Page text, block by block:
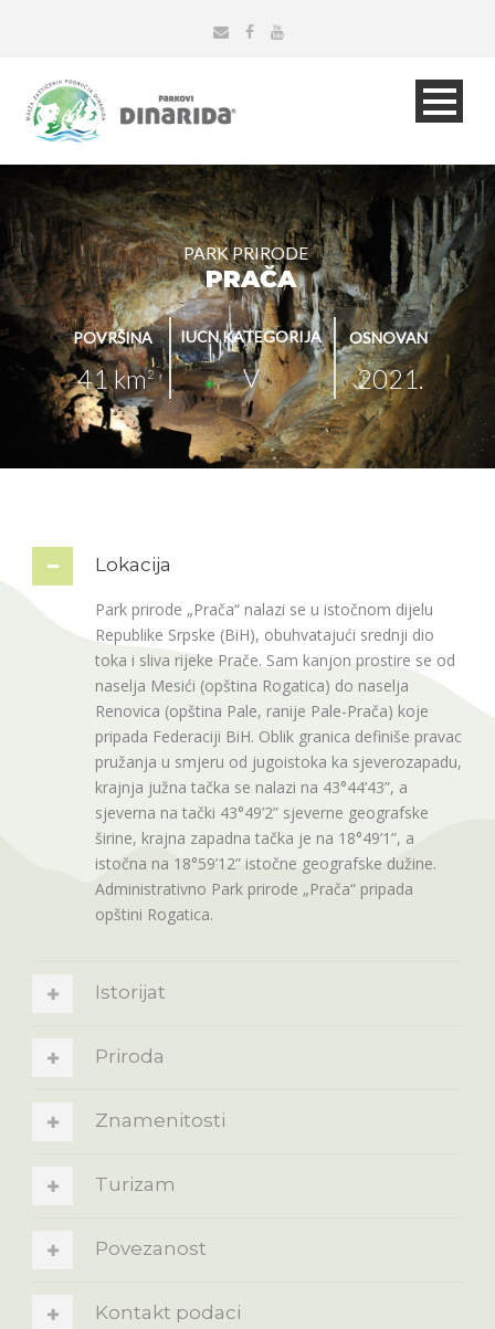
IUCN KATEGORIJA
POVRŠINA
41 km2 V 2021.
OSNOVAN
PRAČA
PARK PRIRODE
Lokacija
Park prirode „Prača“ nalazi se u istočnom dijelu
Republike Srpske (BiH), obuhvatajući srednji dio
toka i sliva rijeke Prače. Sam kanjon prostire se od
naselja Mesići (opština Rogatica) do naselja
Renovica (opština Pale, ranije Pale-Prača) koje
pripada Federaciji BiH. Oblik granica definiše pravac
pružanja u smjeru od jugoistoka ka sjeverozapadu,
krajnja južna tačka se nalazi na 43°44’43”, a
sjeverna na tački 43°49’2” sjeverne geografske
širine, krajna zapadna tačka je na 18°49’1”, a
istočna na 18°59’12” istočne geografske dužine.
Administrativno Park prirode „Prača“ pripada
opštini Rogatica.
Istorijat
Priroda
Znamenitosti
Turizam
Povezanost
Kontakt podaci